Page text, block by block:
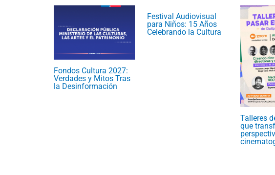
Fondos Cultura 2027:
Verdades y Mitos Tras
la Desinformación
Festival Audiovisual
para Niños: 15 Años
Celebrando la Cultura
Talleres
que